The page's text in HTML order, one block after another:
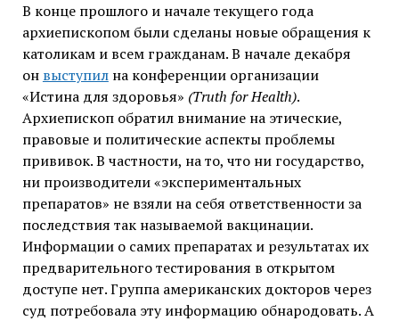
В конце прошлого и начале текущего года
архиепископом были сделаны новые обращения к
католикам и всем гражданам. В начале декабря
он выступилна конференции организации
«Истина для здоровья» (Truth for Health).
Архиепископ обратил внимание на этические,
правовые и политические аспекты проблемы
прививок. В частности, на то, что ни государство,
ни производители «экспериментальных
препаратов» не взяли на себя ответственности за
последствия так называемой вакцинации.
Информации о самих препаратах и результатах их
предварительного тестирования в открытом
доступе нет. Группа американских докторов через
суд потребовала эту информацию обнародовать. А